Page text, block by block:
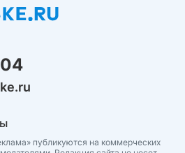
публикуются на коммерческих